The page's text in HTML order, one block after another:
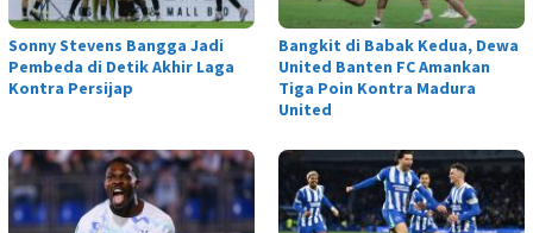
Sonny Stevens Bangga Jadi
Pembeda di Detik Akhir Laga
Kontra Persijap
Bangkit di Babak Kedua, Dewa
United Banten FC Amankan
Tiga Poin Kontra Madura
United